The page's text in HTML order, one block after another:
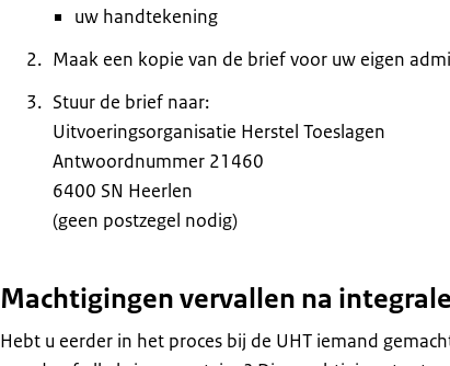
uw handtekening
Maak een kopie van de brief voor uw eigen
Stuur de brief naar:
Uitvoeringsorganisatie Herstel Toeslagen
Antwoordnummer 21460
6400 SN Heerlen
(geen postzegel nodig)
Machtigingen vervallen na
Hebt u eerder in het proces bij de UHT iemand